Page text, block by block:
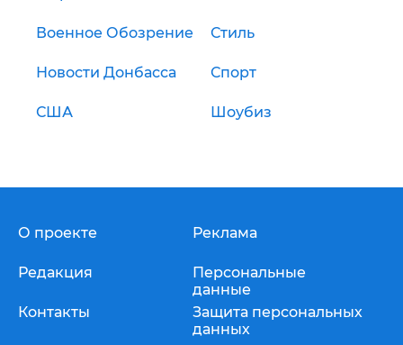
Военное Обозрение Стиль
Новости Донбасса Спорт
США Шоубиз
О проекте
Редакция
Контакты
Реклама
Персональные
данные
Защита персональных
данных